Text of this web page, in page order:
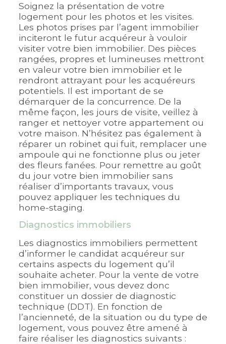
Soignez la présentation de votre
logement pour les photos et les visites.
Les photos prises par l’agent immobilier
inciteront le futur acquéreur à vouloir
visiter votre bien immobilier. Des pièces
rangées, propres et lumineuses mettront
en valeur votre bien immobilier et le
rendront attrayant pour les acquéreurs
potentiels. Il est important de se
démarquer de la concurrence. De la
même façon, les jours de visite, veillez à
ranger et nettoyer votre appartement ou
votre maison. N’hésitez pas également à
réparer un robinet qui fuit, remplacer une
ampoule qui ne fonctionne plus ou jeter
des fleurs fanées. Pour remettre au goût
du jour votre bien immobilier sans
réaliser d’importants travaux, vous
pouvez appliquer les techniques du
home-staging.
Diagnostics immobiliers
Les diagnostics immobiliers permettent
d’informer le candidat acquéreur sur
certains aspects du logement qu’il
souhaite acheter. Pour la vente de votre
bien immobilier, vous devez donc
constituer un dossier de diagnostic
technique (DDT). En fonction de
l’ancienneté, de la situation ou du type de
logement, vous pouvez être amené à
faire réaliser les diagnostics suivants :